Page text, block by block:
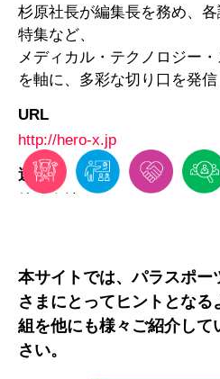
杉原社長が編集長を務め、
特集など、
メディカル・テクノロジー
を軸に、多彩な切り口を発
URL
http://hero-x.jp
運営
本サイトでは、パラスポー
さまにとってヒントとなる
組を他にも様々ご紹介して
さい。